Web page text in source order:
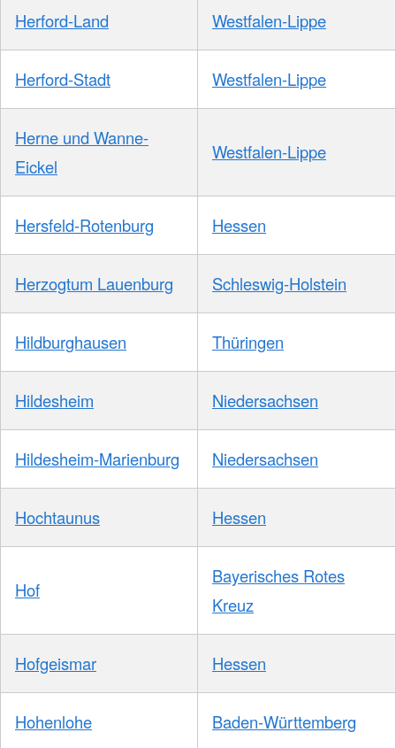
Herford-Land Westfalen-Lippe
Herford-Stadt Westfalen-Lippe
Herne und Wanne-
Eickel
Westfalen-Lippe
Hersfeld-Rotenburg Hessen
Herzogtum Lauenburg Schleswig-Holstein
Hildburghausen Thüringen
Hildesheim Niedersachsen
Hildesheim-Marienburg Niedersachsen
Hochtaunus Hessen
Hof
Bayerisches Rotes
Kreuz
Hofgeismar Hessen
Hohenlohe Baden-Württemberg